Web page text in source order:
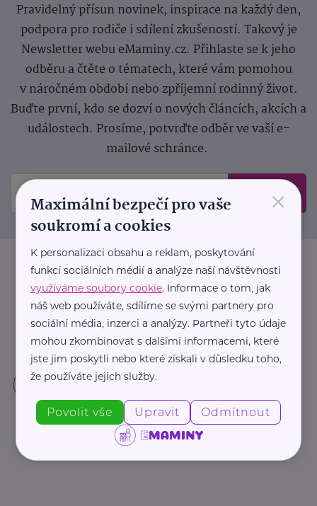
Pravidelný přísun novinek, inspirace na každý den,
podpora pro rodiče i sdílení zkušeností. Takový je
Newsletter webu eMaminy.cz. Přihlaste se k jeho
odběru a čtěte o tématech, které vám pomohou
v náročném období nebo zpříjemní rodinný život.
Buďte první, kdo se dozví o nových článcích, akcích a
událostech. Prosíme, potvrďte odběr ve vaší e-
mailové schránce.
Odeslat
×
Maximální bezpečí pro vaše
soukromí a cookies
K personalizaci obsahu a reklam, poskytování
funkcí sociálních médií a analýze naší návštěvnosti
využíváme soubory cookie. Informace o tom, jak
náš web používáte, sdílíme se svými partnery pro
sociální média, inzerci a analýzy. Partneři tyto údaje
mohou zkombinovat s dalšími informacemi, které
jste jim poskytli nebo které získali v důsledku toho,
že používáte jejich služby.
Povolit vše Upravit Odmítnout